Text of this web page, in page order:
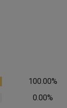
100.00%
0.00%